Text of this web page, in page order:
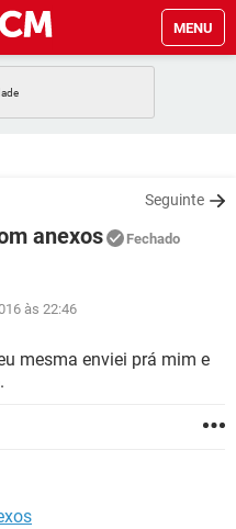
MENU
GMAIL
WHATSAPP
EXCEL
EXCEL
Seguinte
anexos Fechado
às 22:46
mesma enviei prá mim e